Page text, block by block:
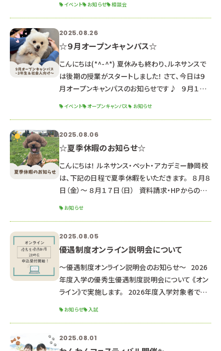
する方はご相談ください。 （平日に実施いたします）
〇時間〇 ９：００～１８：００ →希望の開始時間を
教えてください！ 担当の先生とスケジュール調整を
して、お返事します。 〇内容〇 学科説明/入試説
明/校舎見学/質疑応答/保
イベント お知らせ 相談会
2025.08.26
☆９月オープンキャンパス☆
こんにちは(*^-^*) 夏休みも終わり、ルネサンスで
は後期の授業がスタートしました！ さて、今日は９
月オープンキャンパスのお知らせです♪ ９月１３
座で、第１回推薦・一般入試に備えよう！◎ ▼動物
看護師科 エコー検査を体験してみよう！＆リハビリ
テーション中級編 ▼ペットエステ
イベント オープンキャンパス お知らせ
2025.08.06
☆夏季休暇のお知らせ☆
こんにちは！ ルネサンス・ペット・アカデミー静岡校
は、下記の日程で夏季休暇をいただきます。 ８月８
日（金）～ ８月１７日（日） 資料請求・HPからのお
ンパス申し込み LINEでのお問合せ・オープンキャン
パス申し込み 返信が遅くなる可能性もあります
が、ご了承ください。 夏休み中の８月２３日(土)に、
オー
お知らせ
2025.08.05
優遇制度オンライン説明会について
～優遇制度オンライン説明会のお知らせ～ 2026
年度入学の優秀生優遇制度説明会について 《オン
ライン》で実施します。 2026年度入学対象者で優
説明会内容■ 優秀生優遇制度（特待生・通学支援
お知らせ 入試
2025.08.01